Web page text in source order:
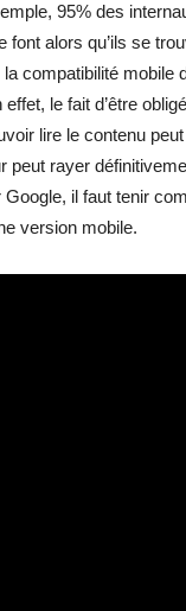
95% des
alors qu’ils se
compatibilité mobile
le fait d’être
lire le contenu
peut rayer
il faut tenir
version mobile.